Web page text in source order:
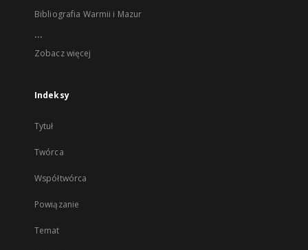
Bibliografia Warmii i Mazur
...
Zobacz więcej
Indeksy
Tytuł
Twórca
Współtwórca
Powiązanie
Temat